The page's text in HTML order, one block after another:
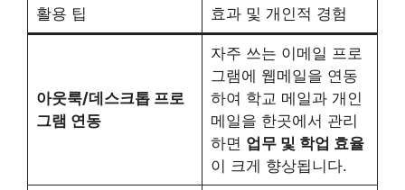
활용 팁 효과 및 개인적 경험
아웃룩/데스크톱 프로
그램 연동
자주 쓰는 이메일 프로
그램에 웹메일을 연동
하여 학교 메일과 개인
메일을 한곳에서 관리
하면 업무 및 학업 효율
이 크게 향상됩니다.